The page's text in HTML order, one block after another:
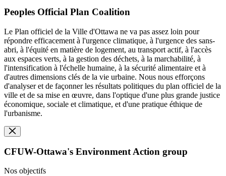
Peoples Official Plan Coalition
Le Plan officiel de la Ville d'Ottawa ne va pas assez loin pour
répondre efficacement à l'urgence climatique, à l'urgence des sans-
abri, à l'équité en matière de logement, au transport actif, à l'accès
aux espaces verts, à la gestion des déchets, à la marchabilité, à
l'intensification à l'échelle humaine, à la sécurité alimentaire et à
d'autres dimensions clés de la vie urbaine. Nous nous efforçons
d'analyser et de façonner les résultats politiques du plan officiel de la
ville et de sa mise en œuvre, dans l'optique d'une plus grande justice
économique, sociale et climatique, et d'une pratique éthique de
l'urbanisme.
CFUW-Ottawa's Environment Action group
Nos objectifs